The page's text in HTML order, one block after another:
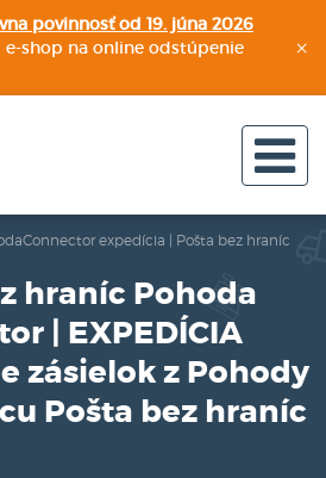
povinnosť od 19. júna 2026
e-shop na online odstúpenie
×
expedícia | Pošta bez hraníc
hraníc Pohoda
| EXPEDÍCIA
zásielok z Pohody
Pošta bez hraníc